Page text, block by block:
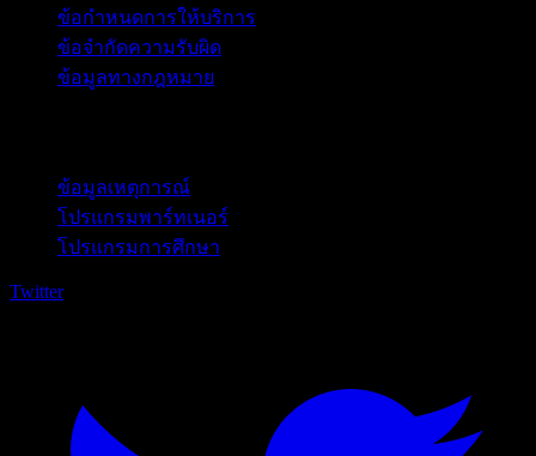
ข้อกำหนดการให้บริการ
ข้อจำกัดความรับผิด
ข้อมูลทางกฎหมาย
ข้อมูลเหตุการณ์
โปรแกรมพาร์ทเนอร์
โปรแกรมการศึกษา
Twitter